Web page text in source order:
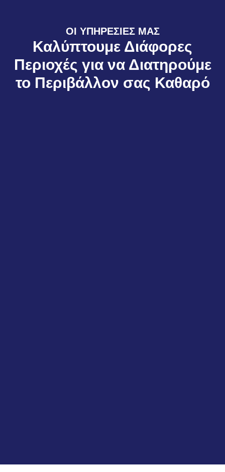
ΟΙ ΥΠΗΡΕΣΊΕΣ ΜΑΣ
Καλύπτουμε Διάφορες
Περιοχές για να Διατηρούμε
το Περιβάλλον σας Καθαρό